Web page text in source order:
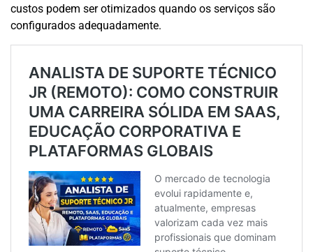
custos podem ser otimizados quando os serviços são
configurados adequadamente.